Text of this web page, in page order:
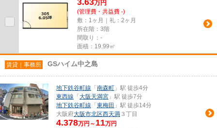
万円
(管理費・共益費 -)
敷：1ヶ月｜礼：2ヶ月
所在階：3階
間取り：-
面積：19.99㎡
賃貸｜事務所 GSハイム中之島
地下鉄谷町線 「 南森町 」駅 徒歩4分
東西線 「 大阪天満宮 」駅 徒歩7分
地下鉄谷町線 「 東梅田 」駅 徒歩14分
大阪府大阪市北区西天満 ３丁目
4.378万円～ 11万円